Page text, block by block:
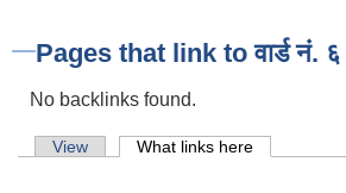
Pages that link to वार्ड नं. ६
No backlinks found.
Primary tabs
View What links here